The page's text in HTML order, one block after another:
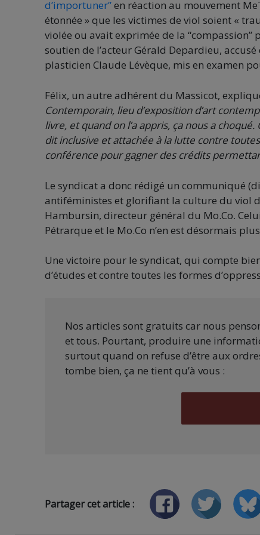
d’importuner”en réaction au mouvement
étonnée » que les victimes de viol soient «
violée ou avait exprimée de la “compassion”
soutien de l’acteur Gérald Depardieu,
plasticien Claude Lévèque, mis en examen
Félix, un autre adhérent du Massicot,
Contemporain, lieu d’exposition d’art
livre, et quand on l’a appris, ça nous a
dit inclusive et attachée à la lutte contre
conférence pour gagner des crédits
Le syndicat a donc rédigé un communiqué
antiféministes et glorifiant la culture du viol
Hambursin, directeur général du Mo.Co.
Pétrarque et le Mo.Co n’en est désormais
Une victoire pour le syndicat, qui compte
d’études et contre toutes les formes
Nos articles sont gratuits car nous
et tous. Pourtant, produire une
surtout quand on refuse d’être aux
tombe bien, ça ne tient qu’à vous :
Partager cet article :